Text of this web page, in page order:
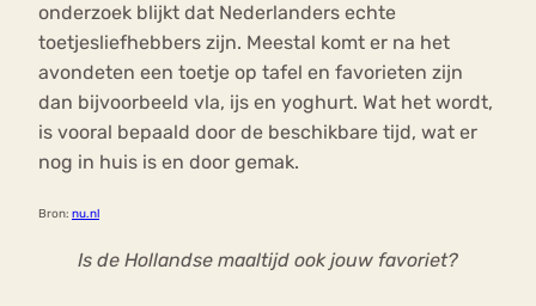
onderzoek blijkt dat Nederlanders echte
toetjesliefhebbers zijn. Meestal komt er na het
avondeten een toetje op tafel en favorieten zijn
dan bijvoorbeeld vla, ijs en yoghurt. Wat het wordt,
is vooral bepaald door de beschikbare tijd, wat er
nog in huis is en door gemak.
Bron: nu.nl
Is de Hollandse maaltijd ook jouw favoriet?